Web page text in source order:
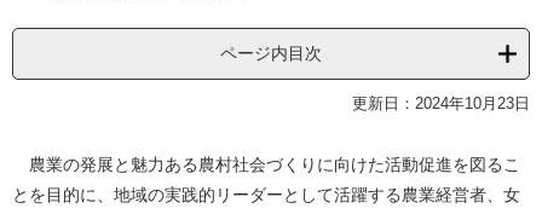
ページ内目次
更新日：2024年10月23日
農業の発展と魅力ある農村社会づくりに向けた活動促進を図るこ
とを目的に、地域の実践的リーダーとして活躍する農業経営者、女